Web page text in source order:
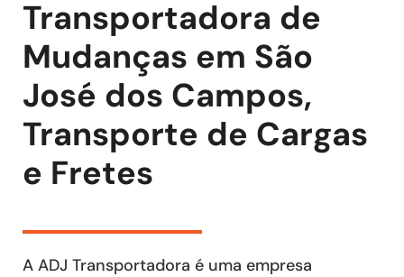
Transportadora de
Mudanças em São
José dos Campos,
Transporte de Cargas
e Fretes
A ADJ Transportadora é uma empresa